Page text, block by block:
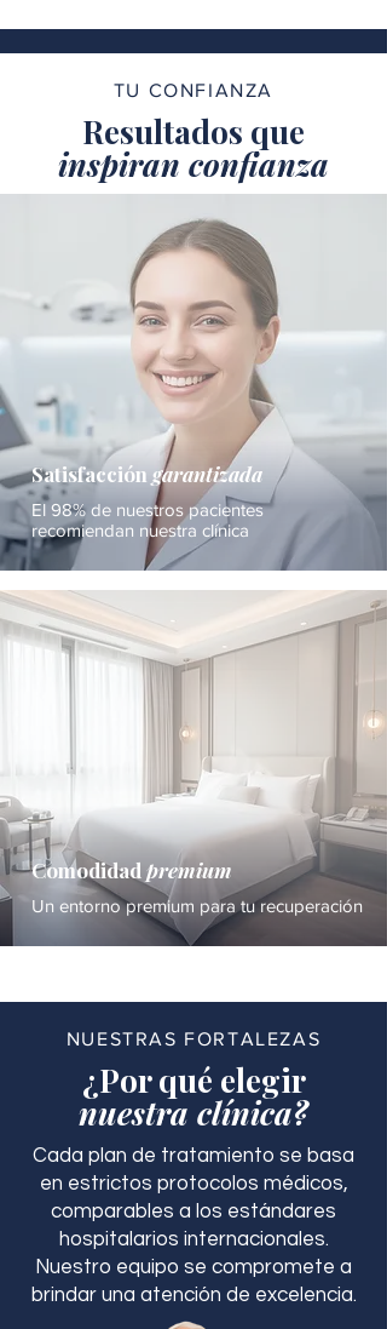
TU CONFIANZA
Resultados que
inspiran confianza
Satisfacción garantizada
El 98% de nuestros pacientes
recomiendan nuestra clínica
Comodidad premium
Un entorno premium para tu recuperación
NUESTRAS FORTALEZAS
¿Por qué elegir
nuestra clínica?
Cada plan de tratamiento se basa
en estrictos protocolos médicos,
comparables a los estándares
hospitalarios internacionales.
Nuestro equipo se compromete a
brindar una atención de excelencia.